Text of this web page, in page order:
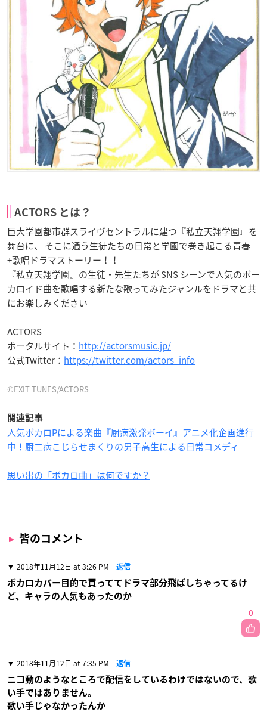
ACTORS とは？
巨大学園都市群スライヴセントラルに建つ『私立天翔学園』を
舞台に、 そこに通う生徒たちの日常と学園で巻き起こる青春
+歌唱ドラマストーリー！！
『私立天翔学園』の生徒・先生たちが SNS シーンで人気のボー
カロイド曲を歌唱する新たな歌ってみたジャンルをドラマと共
にお楽しみください――
ACTORS
ポータルサイト： http://actorsmusic.jp/
公式Twitter： https://twitter.com/actors_info
©EXIT TUNES/ACTORS
関連記事
人気ボカロPによる楽曲『厨病激発ボーイ』アニメ化企画進行
中！厨二病こじらせまくりの男子高生による日常コメディ
思い出の「ボカロ曲」は何ですか？
皆のコメント
2018年11月12日 at 3:26 PM 返信
ボカロカバー目的で買っててドラマ部分飛ばしちゃってるけ
ど、キャラの人気もあったのか
0
2018年11月12日 at 7:35 PM 返信
ニコ動のようなところで配信をしているわけではないので、歌
い手ではありません。
歌い手じゃなかったんか